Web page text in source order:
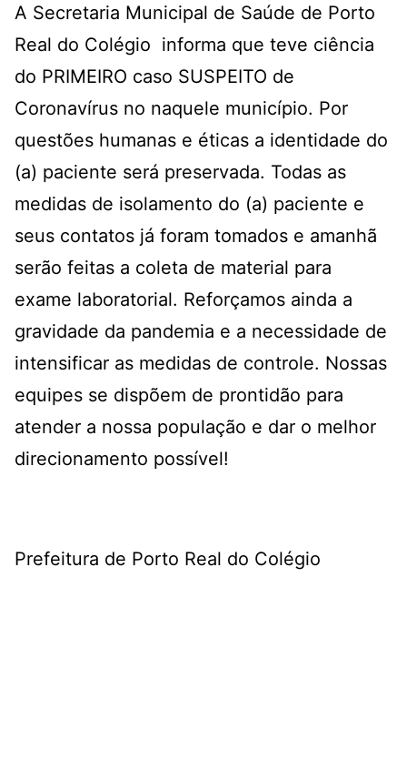
A Secretaria Municipal de Saúde de Porto
Real do Colégio informa que teve ciência
do PRIMEIRO caso SUSPEITO de
Coronavírus no naquele município. Por
questões humanas e éticas a identidade do
(a) paciente será preservada. Todas as
medidas de isolamento do (a) paciente e
seus contatos já foram tomados e amanhã
serão feitas a coleta de material para
exame laboratorial. Reforçamos ainda a
gravidade da pandemia e a necessidade de
intensificar as medidas de controle. Nossas
equipes se dispõem de prontidão para
atender a nossa população e dar o melhor
direcionamento possível!
Prefeitura de Porto Real do Colégio